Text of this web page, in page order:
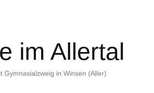
im Allertal
Gymnasialzweig in Winsen (Aller)